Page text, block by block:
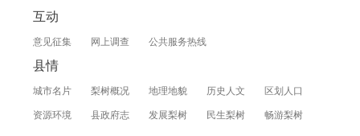
互动
意见征集 网上调查 公共服务热线
县情
城市名片 梨树概况 地理地貌 历史人文 区划人口
资源环境 县政府志 发展梨树 民生梨树 畅游梨树